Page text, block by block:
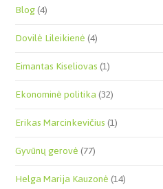
Blog(4)
Dovilė Lileikienė(4)
Eimantas Kiseliovas(1)
Ekonominė politika(32)
Erikas Marcinkevičius(1)
Gyvūnų gerovė(77)
Helga Marija Kauzonė(14)